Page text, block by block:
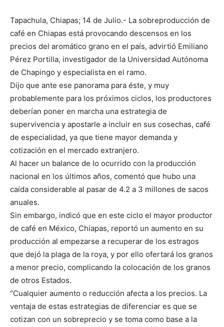
Tapachula, Chiapas; 14 de Julio.- La sobreproducción de
café en Chiapas está provocando descensos en los
precios del aromático grano en el país, advirtió Emiliano
Pérez Portilla, investigador de la Universidad Autónoma
de Chapingo y especialista en el ramo.
Dijo que ante ese panorama para éste, y muy
probablemente para los próximos ciclos, los productores
deberían poner en marcha una estrategia de
supervivencia y apostarle a incluir en sus cosechas, café
de especialidad, ya que tiene mayor demanda y
cotización en el mercado extranjero.
Al hacer un balance de lo ocurrido con la producción
nacional en los últimos años, comentó que hubo una
caída considerable al pasar de 4.2 a 3 millones de sacos
anuales.
Sin embargo, indicó que en este ciclo el mayor productor
de café en México, Chiapas, reportó un aumento en su
producción al empezarse a recuperar de los estragos
que dejó la plaga de la roya, y por ello ofertará los granos
a menor precio, complicando la colocación de los granos
de otros Estados.
“Cualquier aumento o reducción afecta a los precios. La
ventaja de estas estrategias de diferenciar es que se
cotizan con un sobreprecio y se toma como base a la